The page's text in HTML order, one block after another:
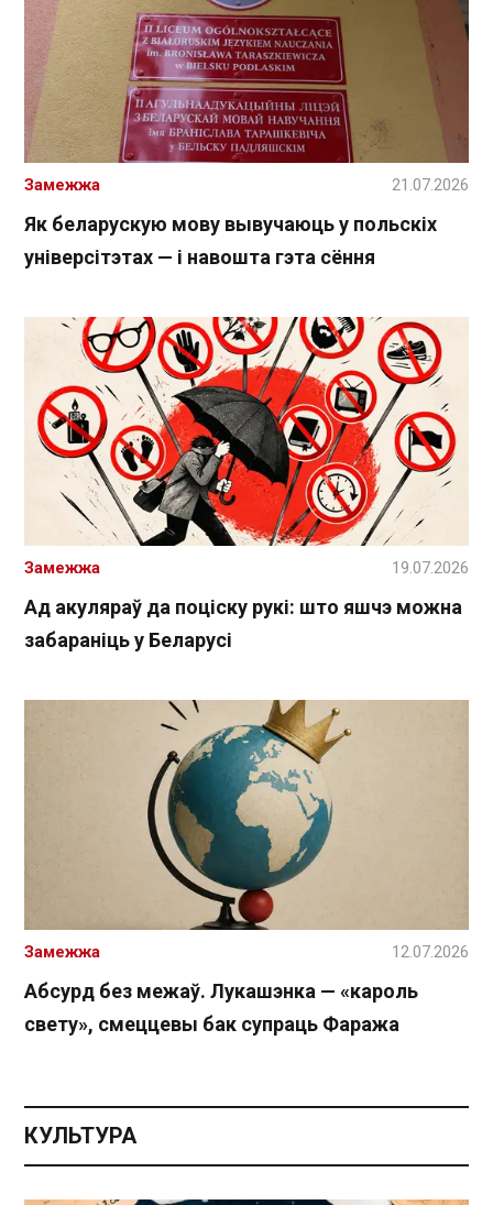
Як беларускую мову вывучаюць у польскіх
універсітэтах — і навошта гэта сёння
Замежжа 21.07.2026
Ад акуляраў да поціску рукі: што яшчэ можна
забараніць у Беларусі
Замежжа 19.07.2026
Абсурд без межаў. Лукашэнка — «кароль
свету», смеццевы бак супраць Фаража
Замежжа 12.07.2026
КУЛЬТУРА